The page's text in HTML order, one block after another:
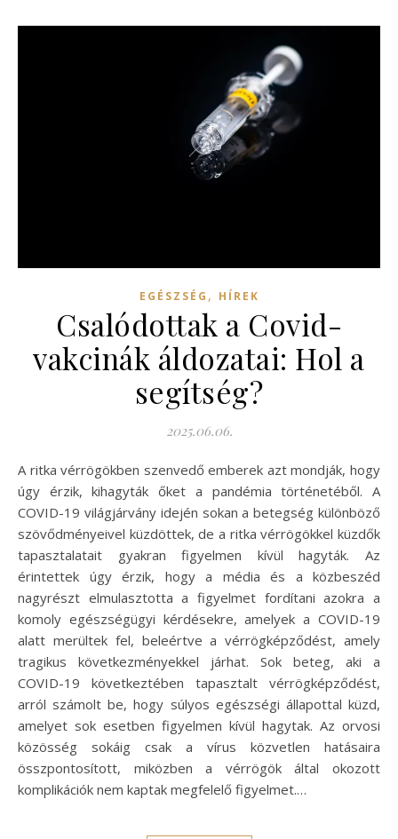
EGÉSZSÉG , HÍREK
Csalódottak a Covid-
vakcinák áldozatai: Hol a
segítség?
2025.06.06.
A ritka vérrögökben szenvedő emberek azt mondják, hogy
úgy érzik, kihagyták őket a pandémia történetéből. A
COVID-19 világjárvány idején sokan a betegség különböző
szövődményeivel küzdöttek, de a ritka vérrögökkel küzdők
tapasztalatait gyakran figyelmen kívül hagyták. Az
érintettek úgy érzik, hogy a média és a közbeszéd
nagyrészt elmulasztotta a figyelmet fordítani azokra a
komoly egészségügyi kérdésekre, amelyek a COVID-19
alatt merültek fel, beleértve a vérrögképződést, amely
tragikus következményekkel járhat. Sok beteg, aki a
COVID-19 következtében tapasztalt vérrögképződést,
arról számolt be, hogy súlyos egészségi állapottal küzd,
amelyet sok esetben figyelmen kívül hagytak. Az orvosi
közösség sokáig csak a vírus közvetlen hatásaira
összpontosított, miközben a vérrögök által okozott
komplikációk nem kaptak megfelelő figyelmet.…